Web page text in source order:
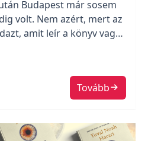
Budapest már sosem
volt. Nem azért, mert az
amit leír a könyv vagy
elmaszatolja
hogy mit tettek, na jó:
nyilas időkben. Tanulunk
a Dunába
Tovább